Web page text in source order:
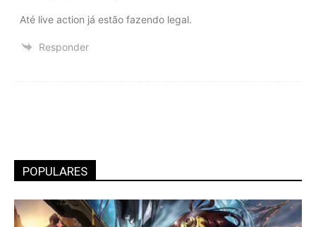
Até live action já estão fazendo legal.
Responder
POPULARES